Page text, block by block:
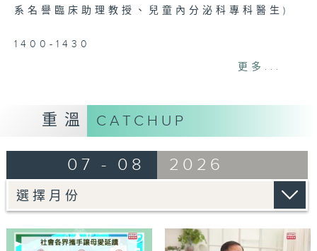
結節性癢疹,鄭學輝醫生 ,陳麗珊, 雙職媽媽的母
系名譽臨床助理教授、兒童內分泌科專科醫生)
1400-1430
1430-1500
主題：天氣炎熱，小心爆「瘡」
嘉賓：王慶榮醫生(皮膚及性病科專科醫生)
更多...
重溫 CATCHUP
07 - 08 2026